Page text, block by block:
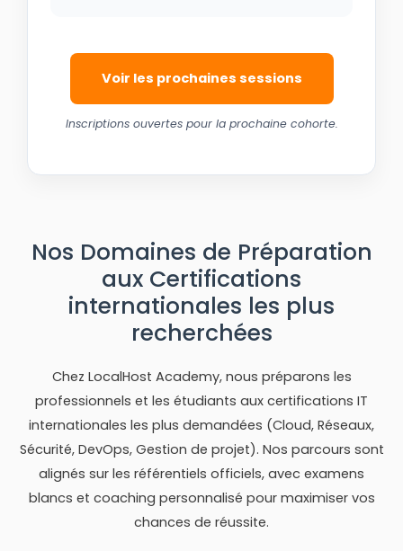
Voir les prochaines sessions
Inscriptions ouvertes pour la prochaine cohorte.
Nos Domaines de Préparation
aux Certifications
internationales les plus
recherchées
Chez LocalHost Academy, nous préparons les
professionnels et les étudiants aux certifications IT
internationales les plus demandées (Cloud, Réseaux,
Sécurité, DevOps, Gestion de projet). Nos parcours sont
alignés sur les référentiels officiels, avec examens
blancs et coaching personnalisé pour maximiser vos
chances de réussite.